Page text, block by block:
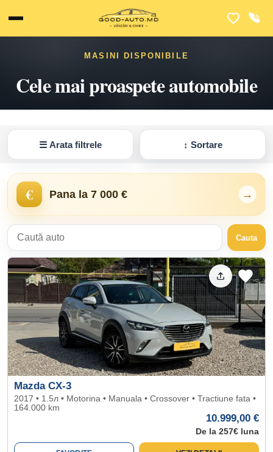
MASINI DISPONIBILE
Cele mai proaspete automobile
☰ Arata filtrele ↕ Sortare
€ Pana la 7 000 € →
Cauta
Mazda CX-3
2017 • 1.5л • Motorina • Manuala • Crossover • Tractiune fata •
164.000 km
10.999,00 €
De la 257€ luna